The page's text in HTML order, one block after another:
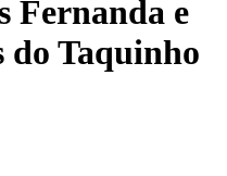
Fernanda e
do Taquinho